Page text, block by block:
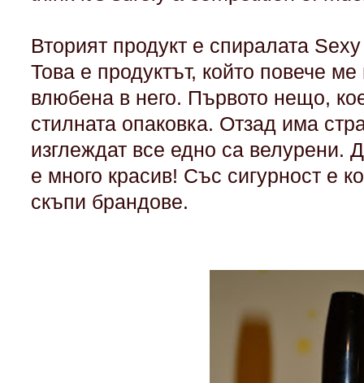
Вторият продукт е спиралата
Това е продуктът, който повече
влюбена в него. Първото нещо,
стилната опаковка. Отзад има
изглеждат все едно са велурени.
е много красив! Със сигурност е
скъпи брандове.